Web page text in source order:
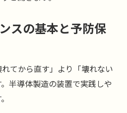
スの基本と予防保
てから直す」より「壊れない
半導体製造の装置で実践しや